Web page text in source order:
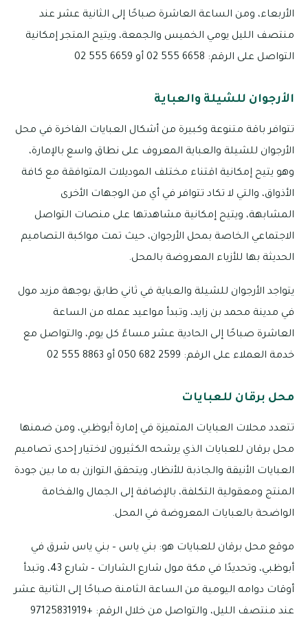
الأربعاء، ومن الساعة العاشرة صباحًا إلى الثانية عشر عند
منتصف الليل يومي الخميس والجمعة، ويتيح المتجر إمكانية
التواصل على الرقم: 6658 555 02 أو 6659 555 02
الأرجوان للشيلة والعباية
تتوافر باقة متنوعة وكبيرة من أشكال العبايات الفاخرة في محل
الأرجوان للشيلة والعباية المعروف على نطاق واسع بالإمارة،
وهو يتيح إمكانية اقتناء مختلف الموديلات المتوافقة مع كافة
الأذواق، والتي لا تكاد تتوافر في أي من الوجهات الأخرى
المشابهة، ويتيح إمكانية مشاهدتها على منصات التواصل
الاجتماعي الخاصة بمحل الأرجوان، حيث تمت مواكبة التصاميم
الحديثة بها للأزياء المعروضة بالمحل.
يتواجد الأرجوان للشيلة والعباية في ثاني طابق بوجهة مزيد مول
في مدينة محمد بن زايد، وتبدأ مواعيد عمله من الساعة
العاشرة صباحًا إلى الحادية عشر مساءً كل يوم، والتواصل مع
خدمة العملاء على الرقم: 2599 682 050 أو 8863 555 02
محل برقان للعبايات
تتعدد محلات العبايات المتميزة في إمارة أبوظبي، ومن ضمنها
محل برقان للعبايات الذي يرشحه الكثيرون لاختيار إحدى تصاميم
العبايات الأنيقة والجاذبة للأنظار، ويتحقق التوازن به ما بين جودة
المنتج ومعقولية التكلفة، بالإضافة إلى الجمال والفخامة
الواضحة بالعبايات المعروضة في المحل.
موقع محل برقان للعبايات هو: بني ياس – بني ياس شرق في
أبوظبي، وتحديدًا في مكة مول شارع الشارات – شارع 43، وتبدأ
أوقات دوامه اليومية من الساعة الثامنة صباحًا إلى الثانية عشر
عند منتصف الليل، والتواصل من خلال الرقم: +97125831919